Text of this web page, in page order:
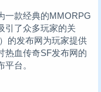
款经典的MMORPG
引了众多玩家的关
的发布网为玩家提供
热血传奇SF发布网的
台。